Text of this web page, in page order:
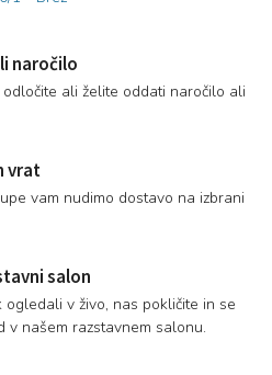
naročilo
ali želite oddati naročilo ali
vrat
vam nudimo dostavo na izbrani
salon
ogledali v živo, nas pokličite in se
v našem razstavnem salonu.